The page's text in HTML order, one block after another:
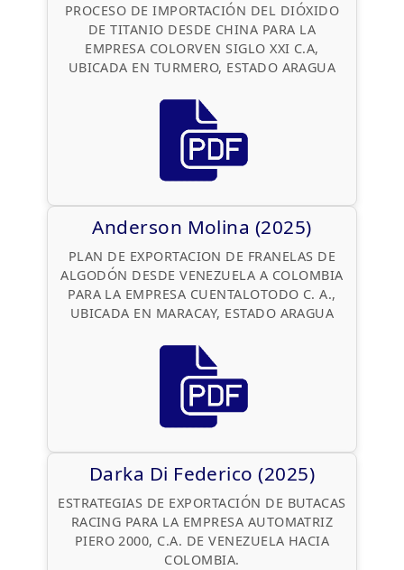
PROCESO DE IMPORTACIÓN DEL DIÓXIDO
DE TITANIO DESDE CHINA PARA LA
EMPRESA COLORVEN SIGLO XXI C.A,
UBICADA EN TURMERO, ESTADO ARAGUA
Anderson Molina (2025)
PLAN DE EXPORTACION DE FRANELAS DE
ALGODÓN DESDE VENEZUELA A COLOMBIA
PARA LA EMPRESA CUENTALOTODO C. A.,
UBICADA EN MARACAY, ESTADO ARAGUA
Darka Di Federico (2025)
ESTRATEGIAS DE EXPORTACIÓN DE BUTACAS
RACING PARA LA EMPRESA AUTOMATRIZ
PIERO 2000, C.A. DE VENEZUELA HACIA
COLOMBIA.